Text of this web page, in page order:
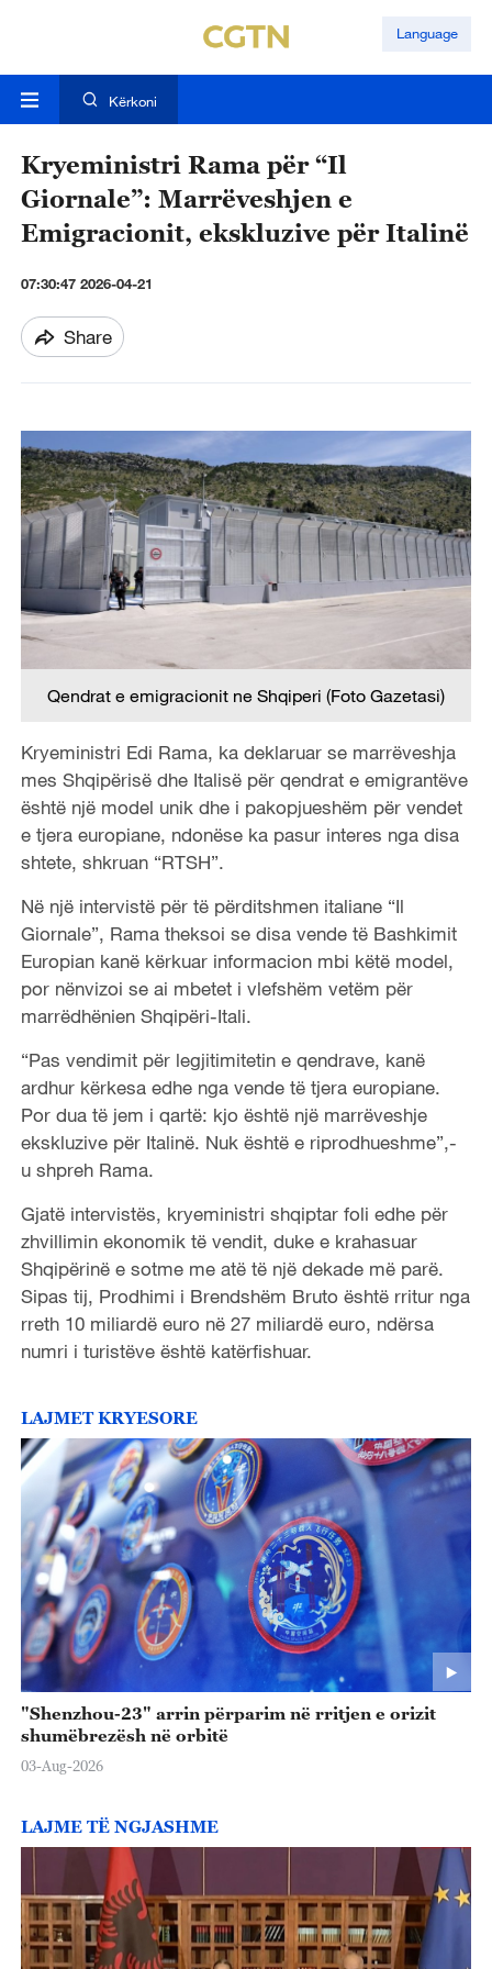
Language
Kërkoni
Kryeministri Rama për “Il
Giornale”: Marrëveshjen e
Emigracionit, ekskluzive për Italinë
07:30:47 2026-04-21
Share
Qendrat e emigracionit ne Shqiperi (Foto Gazetasi)
Kryeministri Edi Rama, ka deklaruar se marrëveshja
mes Shqipërisë dhe Italisë për qendrat e emigrantëve
është një model unik dhe i pakopjueshëm për vendet
e tjera europiane, ndonëse ka pasur interes nga disa
shtete, shkruan “RTSH”.
Në një intervistë për të përditshmen italiane “Il
Giornale”, Rama theksoi se disa vende të Bashkimit
Europian kanë kërkuar informacion mbi këtë model,
por nënvizoi se ai mbetet i vlefshëm vetëm për
marrëdhënien Shqipëri-Itali.
“Pas vendimit për legjitimitetin e qendrave, kanë
ardhur kërkesa edhe nga vende të tjera europiane.
Por dua të jem i qartë: kjo është një marrëveshje
ekskluzive për Italinë. Nuk është e riprodhueshme”,-
u shpreh Rama.
Gjatë intervistës, kryeministri shqiptar foli edhe për
zhvillimin ekonomik të vendit, duke e krahasuar
Shqipërinë e sotme me atë të një dekade më parë.
Sipas tij, Prodhimi i Brendshëm Bruto është rritur nga
rreth 10 miliardë euro në 27 miliardë euro, ndërsa
numri i turistëve është katërfishuar.
LAJMET KRYESORE
"Shenzhou-23" arrin përparim në rritjen e orizit
shumëbrezësh në orbitë
03-Aug-2026
LAJME TË NGJASHME